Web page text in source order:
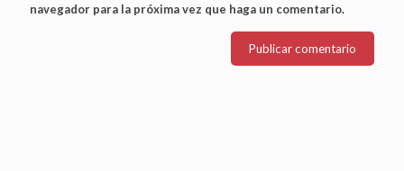
navegador para la próxima vez que haga un comentario.